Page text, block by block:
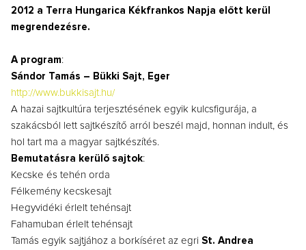
2012 a Terra Hungarica Kékfrankos Napja előtt kerül
megrendezésre.
A program:
Sándor Tamás – Bükki Sajt, Eger
http://www.bukkisajt.hu/
A hazai sajtkultúra terjesztésének egyik kulcsfigurája, a
szakácsból lett sajtkészítő arról beszél majd, honnan indult, és
hol tart ma a magyar sajtkészítés.
Bemutatásra kerülő sajtok:
Kecske és tehén orda
Félkemény kecskesajt
Hegyvidéki érlelt tehénsajt
Fahamuban érlelt tehénsajt
Tamás egyik sajtjához a borkíséret az egri St. Andrea